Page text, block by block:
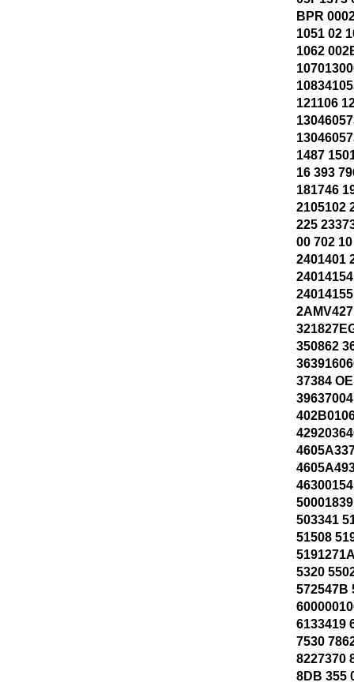
BPR
1051 02
1062
121106
1487
16 393
181746
2105102
225
00 702
2401401
350862
37384
503341
51508
5320
572547B
6133419
7530
8227370
8DB 355